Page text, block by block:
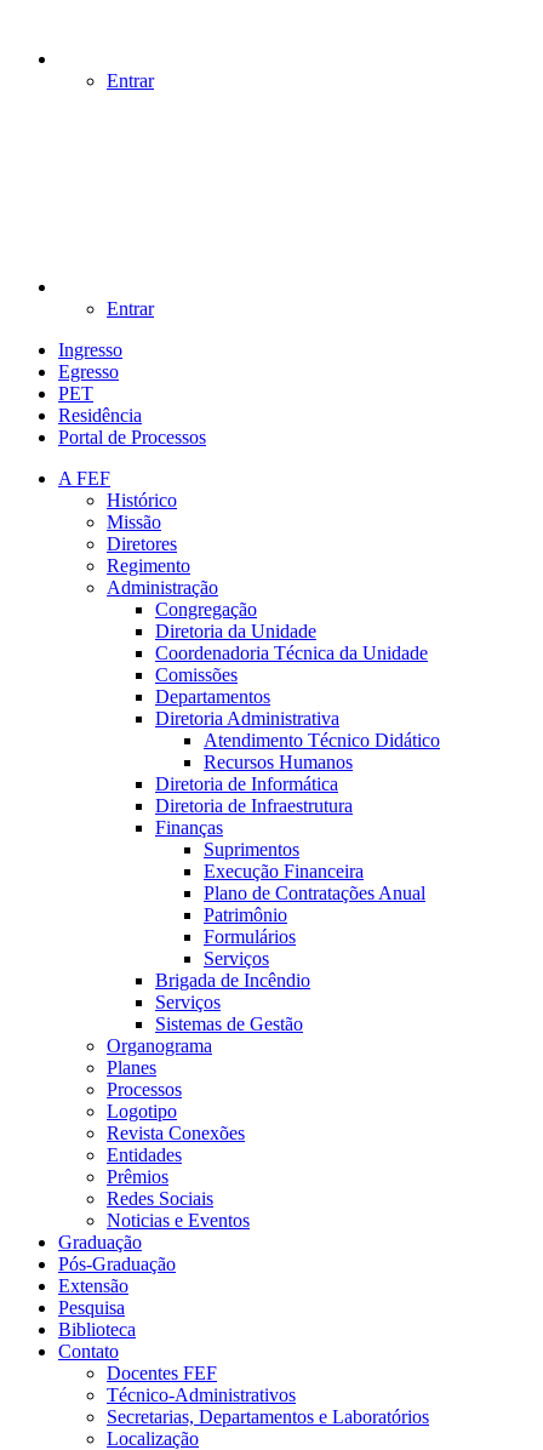
Entrar
Entrar
Ingresso
Egresso
PET
Residência
Portal de Processos
A FEF
Histórico
Missão
Diretores
Regimento
Administração
Congregação
Diretoria da Unidade
Coordenadoria Técnica da Unidade
Comissões
Departamentos
Diretoria Administrativa
Atendimento Técnico Didático
Recursos Humanos
Diretoria de Informática
Diretoria de Infraestrutura
Finanças
Suprimentos
Execução Financeira
Plano de Contratações Anual
Patrimônio
Formulários
Serviços
Brigada de Incêndio
Serviços
Sistemas de Gestão
Organograma
Planes
Processos
Logotipo
Revista Conexões
Entidades
Prêmios
Redes Sociais
Noticias e Eventos
Graduação
Pós-Graduação
Extensão
Pesquisa
Biblioteca
Contato
Docentes FEF
Técnico-Administrativos
Secretarias, Departamentos e Laboratórios
Localização